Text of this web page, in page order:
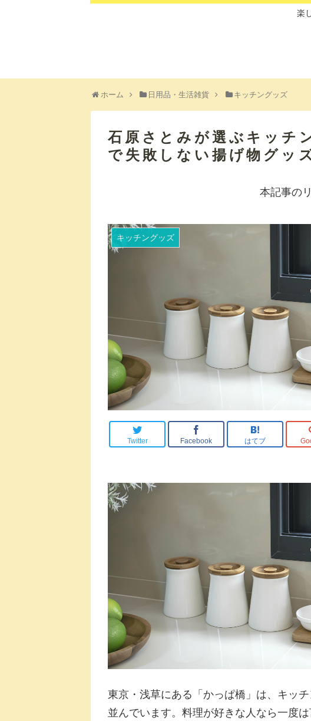
楽
ホーム 日用品・生活雑貨 キッチングッズ
石原さとみが選ぶキッチ
で失敗しない揚げ物グッ
本記事の
キッチングッズ
Twitter Facebook はてブ
東京・浅草にある「かっぱ橋」は、キッ
並んでいます。料理が好きな人なら一度は